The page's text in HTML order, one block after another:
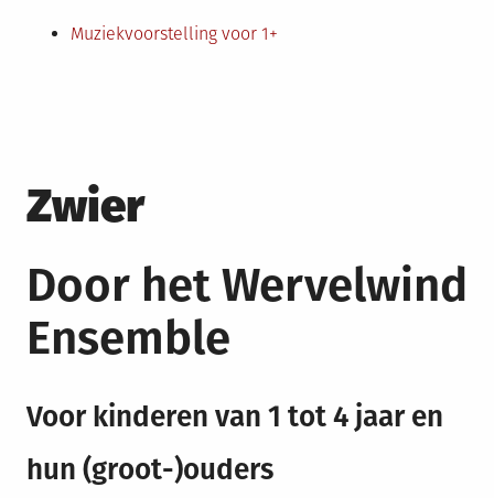
Muziekvoorstelling voor 1+
Zwier
Door het Wervelwind
Ensemble
Voor kinderen van 1 tot 4 jaar en
hun (groot-)ouders